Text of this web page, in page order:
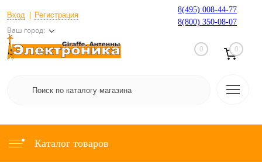
Вход Регистрация
Ваш город:
8(495) 008-44-77
8(800) 350-08-07
0 0
Каталог товаров